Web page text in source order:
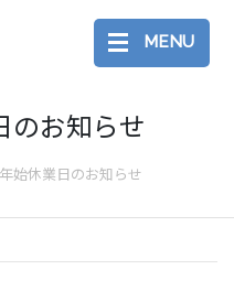
MENU
のお知らせ
始休業日のお知らせ